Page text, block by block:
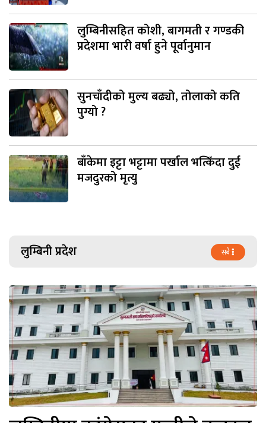
लुम्बिनीसहित कोशी, बागमती र गण्डकी
प्रदेशमा भारी वर्षा हुने पूर्वानुमान
सुनचाँदीको मुल्य बढ्यो, तोलाको कति
पुग्यो ?
बाँकेमा इट्टा भट्टामा पर्खाल भत्किँदा दुई
मजदुरको मृत्यु
लुम्बिनी प्रदेश सबै